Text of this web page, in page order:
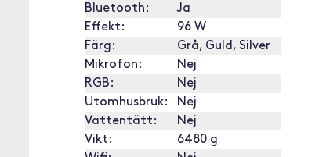
Bluetooth:
Ja
Effekt:
96 W
Färg:
Grå, Guld, Silver
Mikrofon:
Nej
RGB:
Nej
Utomhusbruk:
Nej
Vattentätt:
Nej
Vikt:
6480 g